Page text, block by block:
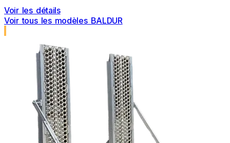
Voir les détails
Voir tous les modèles BALDUR